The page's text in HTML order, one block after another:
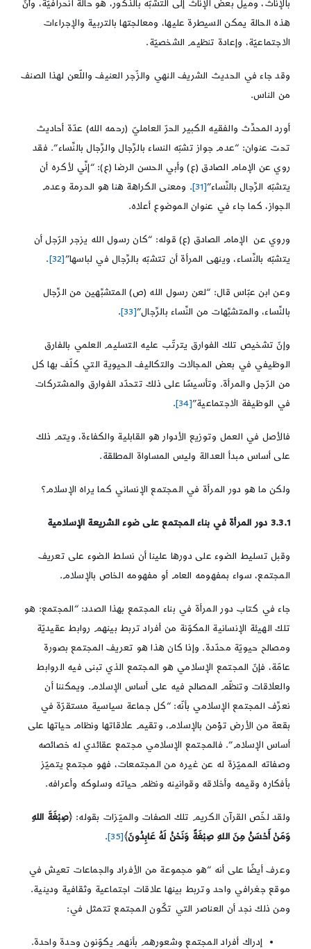
بالإناث، وميل بعض الإناث إلى التشبّه بالذّكور، هو حالة انحرافيّة، وأنّ
هذه الحالة يمكن السيطرة عليها، ومعالجتها بالتربية والإجراءات
الاجتماعيّة، وإعادة تنظيم الشخصيّة.
وقد جاء في الحديث الشريف النهي والزّجر العنيف واللّعن لهذا الصنف
من الناس.
أورد المحدِّث والفقيه الكبير الحرّ العامليّ (رحمه الله) عدّة أحاديث
تحت عنوان: “عدم جواز تشبّه النساء بالرِّجال والرِّجال بالنِّساء”. فقد
روي عن الإمام الصادق (ع) وأبي الحسن الرضا (ع): “إنِّي لأكره أن
يتشبّه الرِّجال بالنِّساء”[31]
. ومعنى الكراهة هنا هو الحرمة وعدم
الجواز، كما جاء في عنوان الموضوع أعلاه.
وروي عن الإمام الصادق (ع) قوله: “كان رسول الله يزجر الرّجل أن
يتشبّه بالنِّسـاء، وينهى المرأة أن تتشبّه بالرِّجال في لباسها”[32]
.
وعن ابن عبّاس قال: “لعن رسول الله (ص) المتشبِّهين من الرِّجال
بالنِّساء، والمتشبِّهات من النِّساء بالرِّجال”[33]
.
وإنّ تشخيص تلك الفوارق يترتّب عليه التسليم العلمي بالفارق
الوظيفي في بعض المجالات والتكاليف الحيوية التي كلّف بها كل
من الرّجل والمرأة. وتأسيسًا على ذلك تتحدّد الفوارق والمشتركات
في الوظيفة الاجتماعية”[34]
.
فالأصل في العمل وتوزيع الأدوار هو القابلية والكفاءة، ويتم ذلك
على أساس مبدأ العدالة وليس المساواة المطلقة.
ولكن ما هو دور المرأة في المجتمع الإنساني كما يراه الإسلام؟
3.3.1 دور المرأة في بناء المجتمع على ضوء الشريعة الإسلامية
وقبل تسليط الضوء على دورها علينا أن نسلط الضوء على تعريف
المجتمع، سواء بمفهومه العام أو مفهومه الخاص بالإسلام.
جاء في كتاب دور المرأة في بناء المجتمع بهذا الصدد: “المجتمع: هو
تلك الهيئة الإنسانية المكوّنة من أفراد تربط بينهم روابط عقيديّة
ومصالح حيويّة محدّدة. وإذا كان هذا هو تعريف المجتمع بصورة
عامّة، فإنّ المجتمع الإسلامي هو المجتمع الذي تبنى فيه الروابط
والعلاقات وتنظّم المصالح فيه على أساس الإسلام. ويمكننا أن
نعرِّف المجتمع الإسلامي بأنّه: “كل جماعة سياسية مستقرّة في
بقعة من الأرض تؤمن بالإسلام، وتقيم علاقاتها ونظام حياتها على
أساس الإسلام”. فالمجتمع الإسلامي مجتمع عقائدي له خصائصه
وصفاته المميّزة له عن غيره من المجتمعات، فهو مجتمع يتميّز
بأفكاره وقيمه وأخلاقه وقوانينه ونظم حياته وسلوكه وأعرافه.
ولقد لخّص القرآن الكريم تلك الصفات والميّزات بقوله: ﴿صِبْغَةَ اللهِ
وَمَنْ أَحْسَنُ مِنَ اللهِ صِبْغَةً وَنَحْنُ لَهُ عَابِدُونَ﴾[35]
.
وعرف أيضًا على أنه “هو مجموعة من الأفراد والجماعات تعيش في
موقع جغرافي واحد وتربط بينها علاقات اجتماعية وثقافية ودينية.
ومن ذلك نجد أن العناصر التي تكّون المجتمع تتمثل في:
إدراك أفراد المجتمع وشعورهم بأنهم يكوّنون وحدة واحدة.